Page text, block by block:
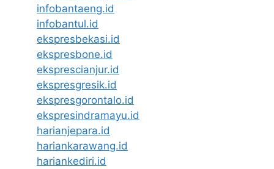
infobantaeng.id
infobantul.id
ekspresbekasi.id
ekspresbone.id
eksprescianjur.id
ekspresgresik.id
ekspresgorontalo.id
ekspresindramayu.id
harianjepara.id
hariankarawang.id
hariankediri.id